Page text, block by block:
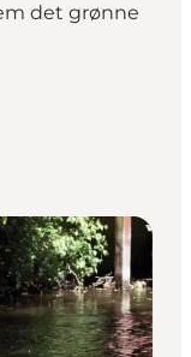
det grønne
on_map